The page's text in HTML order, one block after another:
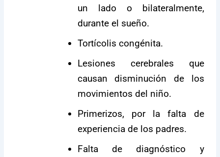
un lado o bilateralmente,
durante el sueño.
Tortícolis congénita.
Lesiones cerebrales que
causan disminución de los
movimientos del niño.
Primerizos, por la falta de
experiencia de los padres.
Falta de diagnóstico y